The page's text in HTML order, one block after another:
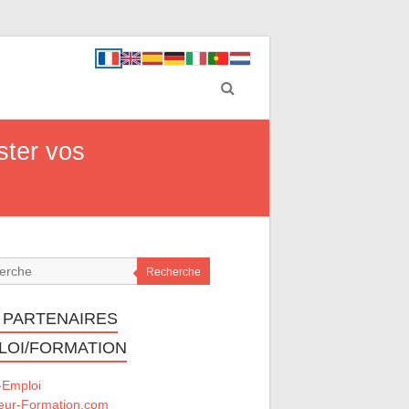
vos
Recherche
FORMATION
Formation.com